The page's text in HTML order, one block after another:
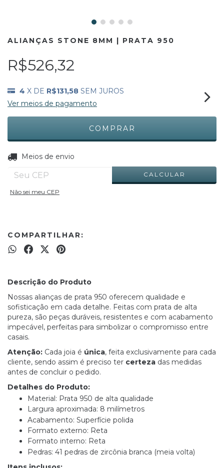
ALIANÇAS STONE 8MM | PRATA 950
R$526,32
4 X DE R$131,58 SEM JUROS
Ver meios de pagamento
Entregas para o CEP:
Meios de envio
CALCULAR
Não sei meu CEP
COMPARTILHAR:
Descrição do Produto
Nossas alianças de prata 950 oferecem qualidade e
sofisticação em cada detalhe. Feitas com prata de alta
pureza, são peças duráveis, resistentes e com acabamento
impecável, perfeitas para simbolizar o compromisso entre
casais.
Atenção: Cada joia é única, feita exclusivamente para cada
cliente, sendo assim é preciso ter certeza das medidas
antes de concluir o pedido.
Detalhes do Produto:
Material: Prata 950 de alta qualidade
Largura aproximada: 8 milímetros
Acabamento: Superfície polida
Formato externo: Reta
Formato interno: Reta
Pedras: 41 pedras de zircônia branca (meia volta)